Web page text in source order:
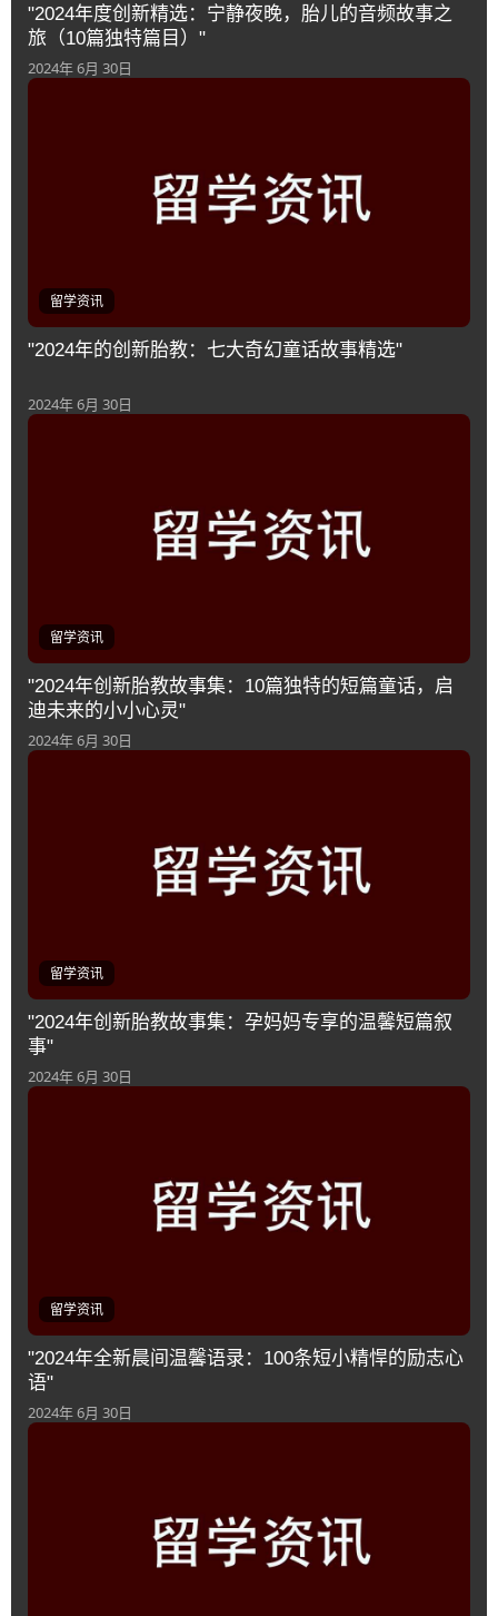
"2024年度创新精选：宁静夜晚，胎儿的音频故事之
旅（10篇独特篇目）"
2024年 6月 30日
留学资讯
"2024年的创新胎教：七大奇幻童话故事精选"
2024年 6月 30日
留学资讯
"2024年创新胎教故事集：10篇独特的短篇童话，启
迪未来的小小心灵"
2024年 6月 30日
留学资讯
"2024年创新胎教故事集：孕妈妈专享的温馨短篇叙
事"
2024年 6月 30日
留学资讯
"2024年全新晨间温馨语录：100条短小精悍的励志心
语"
2024年 6月 30日